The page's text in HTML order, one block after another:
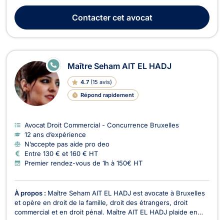
ou pour la rédaction des accords d'entreprise ou des contrats
de travail ainsi que des clause...
Contactercet avocat
Maître Seham AIT EL HADJ
4.7 (15 avis)
Répond rapidement
E
N
LI
G
N
E
Avocat Droit Commercial - Concurrence Bruxelles
12 ans d’expérience
N’accepte pas aide pro deo
Entre 130 € et 160 € HT
Premier rendez-vous de 1h à 150€ HT
À propos : Maître Seham AIT EL HADJ est avocate à Bruxelles
et opère en droit de la famille, droit des étrangers, droit
commercial et en droit pénal. Maître AIT EL HADJ plaide en